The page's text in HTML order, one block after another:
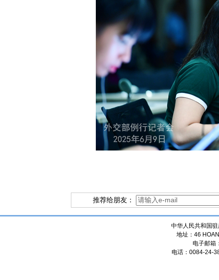
推荐给朋友：
中华人民共和国
地址：46
电子邮箱
电话：0084-24-